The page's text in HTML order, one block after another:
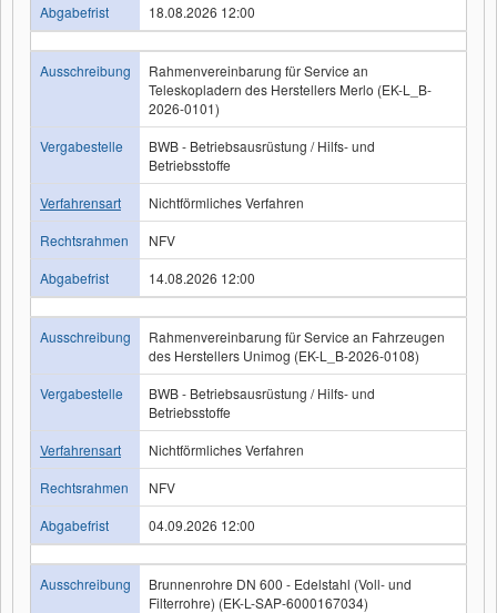
Abgabefrist
18.08.2026 12:00
Ausschreibung
Rahmenvereinbarung für Service an
Teleskopladern des Herstellers Merlo (EK-L_B-
2026-0101)
Vergabestelle
BWB - Betriebsausrüstung / Hilfs- und
Betriebsstoffe
Verfahrensart
Nichtförmliches Verfahren
Rechtsrahmen
NFV
Abgabefrist
14.08.2026 12:00
Ausschreibung
Rahmenvereinbarung für Service an Fahrzeugen
des Herstellers Unimog (EK-L_B-2026-0108)
Vergabestelle
BWB - Betriebsausrüstung / Hilfs- und
Betriebsstoffe
Verfahrensart
Nichtförmliches Verfahren
Rechtsrahmen
NFV
Abgabefrist
04.09.2026 12:00
Ausschreibung
Brunnenrohre DN 600 - Edelstahl (Voll- und
Filterrohre) (EK-L-SAP-6000167034)